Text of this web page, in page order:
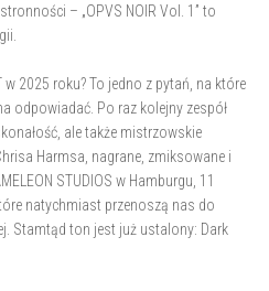
– „OPVS NOIR Vol. 1” to
w 2025 roku? To jedno z pytań, na które
odpowiadać. Po raz kolejny zespół
ale także mistrzowskie
Harmsa, nagrane, zmiksowane i
STUDIOS w Hamburgu, 11
natychmiast przenoszą nas do
Stamtąd ton jest już ustalony: Dark